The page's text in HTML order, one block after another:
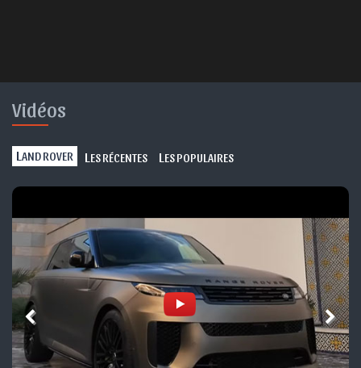
Vidéos
L AND ROVER L ES RÉCENTES L ES POPULAIRES